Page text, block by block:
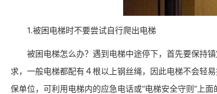
1.被困电梯时不要尝试自行爬出电梯
被困电梯怎么办？遇到电梯中途停下，首先要保持镇
求，一般电梯都配有４根以上钢丝绳，因此电梯不会轻
保单位，可利用电梯内的应急电话或“电梯安全守则”上